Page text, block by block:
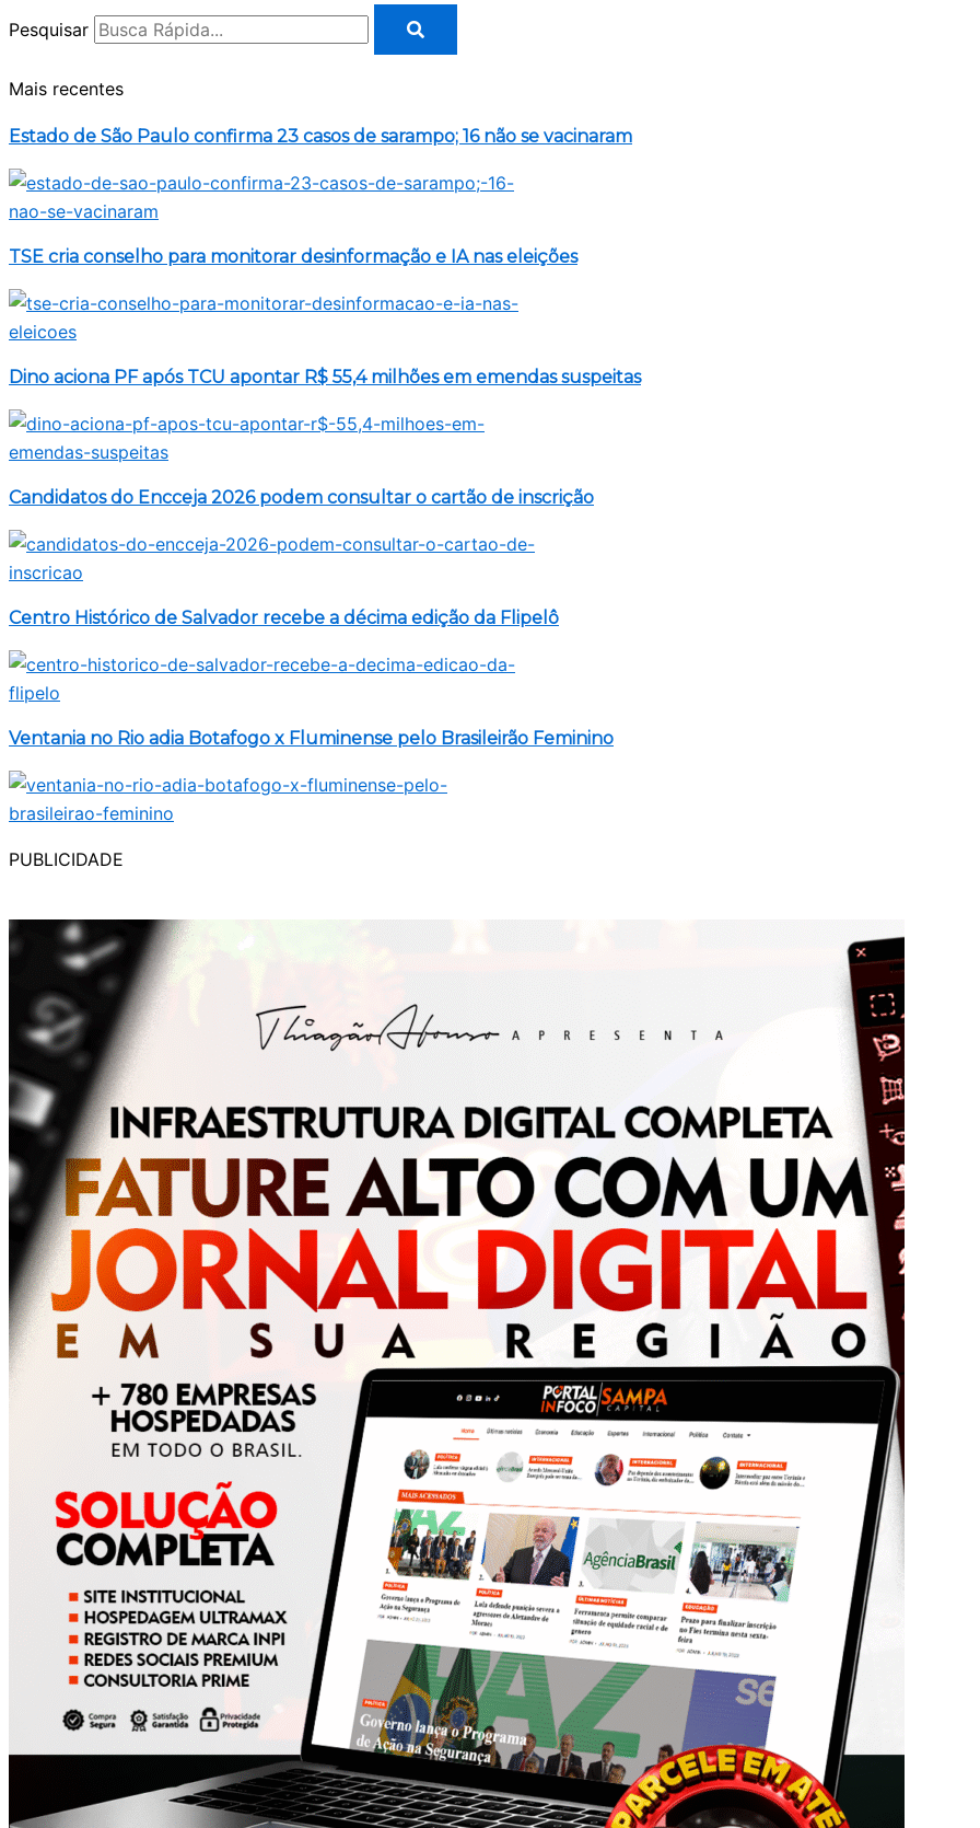
Pesquisar
Mais recentes
Estado de São Paulo confirma 23 casos de sarampo; 16 não se vacinaram
TSE cria conselho para monitorar desinformação e IA nas eleições
Dino aciona PF após TCU apontar R$ 55,4 milhões em emendas suspeitas
Candidatos do Encceja 2026 podem consultar o cartão de inscrição
Centro Histórico de Salvador recebe a décima edição da Flipelô
Ventania no Rio adia Botafogo x Fluminense pelo Brasileirão Feminino
PUBLICIDADE